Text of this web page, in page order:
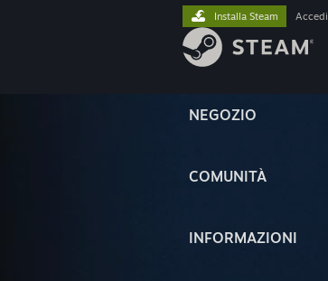
NEGOZIO
COMUNITÀ
INFORMAZIONI
Installa Steam Accedi